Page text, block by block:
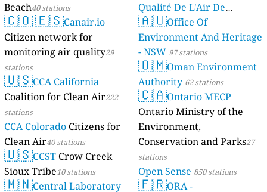
Beach40 stations
🇨🇴🇪🇸Canair.io
Citizen network for
monitoring air quality29
stations
🇺🇸CCA California
Coalition for Clean Air222
stations
CCA Colorado Citizens for
Clean Air40 stations
🇺🇸CCST Crow Creek
Sioux Tribe10 stations
🇲🇳Central Laboratory
Qualité De L'Air De
Mayotte 4 stations
🇦🇺Office Of
Environment And Heritage
- NSW 97 stations
🇴🇲Oman Environment
Authority 62 stations
🇨🇦Ontario MECP
Ontario Ministry of the
Environment,
Conservation and Parks27
stations
Open Sense 850 stations
🇫🇷ORA -